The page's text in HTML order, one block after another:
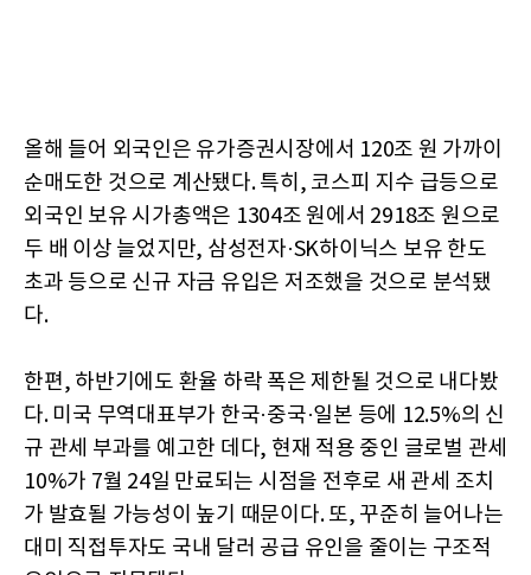
올해 들어 외국인은 유가증권시장에서 120조 원 가까이
순매도한 것으로 계산됐다. 특히, 코스피 지수 급등으로
외국인 보유 시가총액은 1304조 원에서 2918조 원으로
두 배 이상 늘었지만, 삼성전자·SK하이닉스 보유 한도
초과 등으로 신규 자금 유입은 저조했을 것으로 분석됐
다.
한편, 하반기에도 환율 하락 폭은 제한될 것으로 내다봤
다. 미국 무역대표부가 한국·중국·일본 등에 12.5%의 신
규 관세 부과를 예고한 데다, 현재 적용 중인 글로벌 관세
10%가 7월 24일 만료되는 시점을 전후로 새 관세 조치
가 발효될 가능성이 높기 때문이다. 또, 꾸준히 늘어나는
대미 직접투자도 국내 달러 공급 유인을 줄이는 구조적